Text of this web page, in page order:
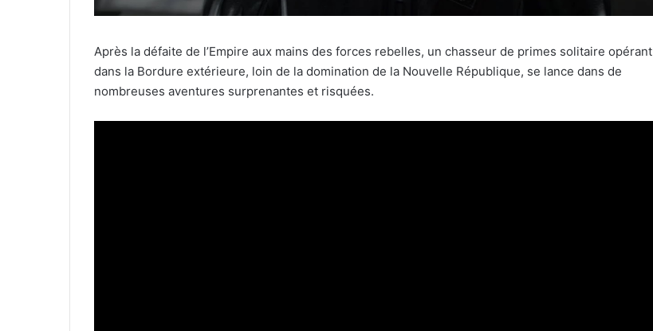
Après la défaite de l’Empire aux mains des forces rebelles, un chasseur de primes solitaire opérant
dans la Bordure extérieure, loin de la domination de la Nouvelle République, se lance dans de
nombreuses aventures surprenantes et risquées.